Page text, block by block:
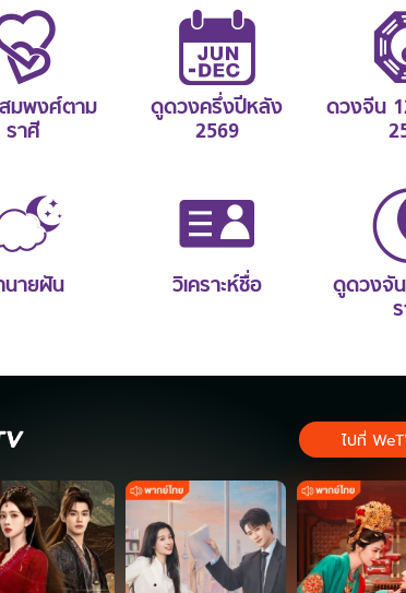
มพงศ์ตาม
ราศี
ดูดวงครึ่งปีหลัง
2569
ดวงจีน
นายฝัน วิเคราะห์ชื่อ
ดูดวงจั
ไปที่